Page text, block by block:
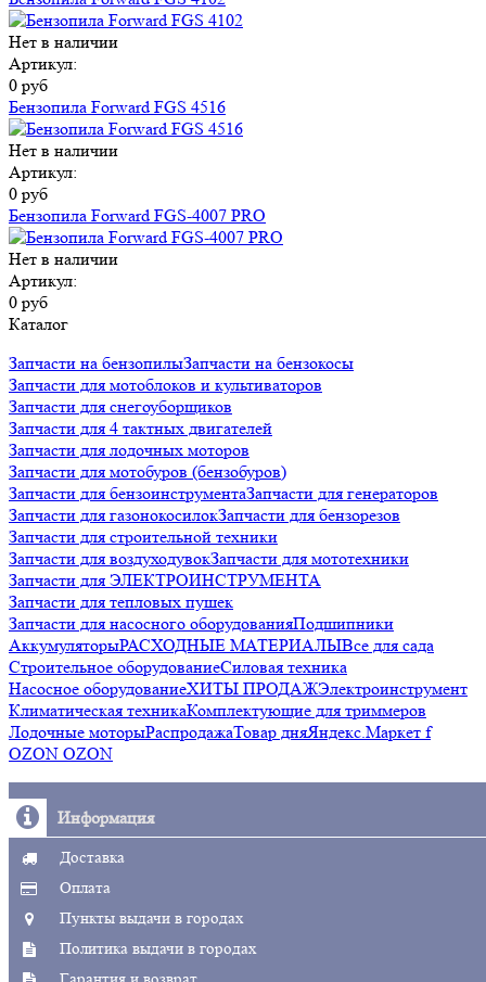
Нет в наличии
Артикул:
0 руб
Бензопила Forward FGS 4516
Нет в наличии
Артикул:
0 руб
Бензопила Forward FGS-4007 PRO
Нет в наличии
Артикул:
0 руб
Каталог
Запчасти на бензопилыЗапчасти на бензокосы
Запчасти для мотоблоков и культиваторов
Запчасти для снегоуборщиков
Запчасти для 4 тактных двигателей
Запчасти для лодочных моторов
Запчасти для мотобуров (бензобуров)
Запчасти для бензоинструментаЗапчасти для генераторов
Запчасти для газонокосилокЗапчасти для бензорезов
Запчасти для строительной техники
Запчасти для воздуходувокЗапчасти для мототехники
Запчасти для ЭЛЕКТРОИНСТРУМЕНТА
Запчасти для тепловых пушек
Запчасти для насосного оборудованияПодшипники
АккумуляторыРАСХОДНЫЕ МАТЕРИАЛЫВсе для сада
Строительное оборудованиеСиловая техника
Насосное оборудованиеХИТЫ ПРОДАЖЭлектроинструмент
Климатическая техникаКомплектующие для триммеров
Лодочные моторыРаспродажаТовар дняЯндекс.Маркет f
OZON OZON
Информация
Доставка
Оплата
Пункты выдачи в городах
Политика выдачи в городах